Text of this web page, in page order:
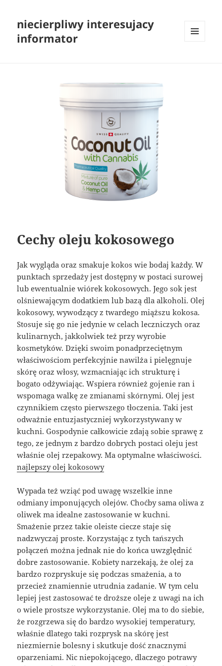
niecierpliwy interesujacy
informator
Cechy oleju kokosowego
Jak wygląda oraz smakuje kokos wie bodaj każdy. W
punktach sprzedaży jest dostępny w postaci surowej
lub ewentualnie wiórek kokosowych. Jego sok jest
olśniewającym dodatkiem lub bazą dla alkoholi. Olej
kokosowy, wywodzący z twardego miąższu kokosa.
Stosuje się go nie jedynie w celach leczniczych oraz
kulinarnych, jakkolwiek też przy wyrobie
kosmetyków. Dzięki swoim ponadprzeciętnym
właściwościom perfekcyjnie nawilża i pielęgnuje
skórę oraz włosy, wzmacniając ich strukturę i
bogato odżywiając. Wspiera również gojenie ran i
wspomaga walkę ze zmianami skórnymi. Olej jest
czynnikiem często pierwszego tłoczenia. Taki jest
odważnie entuzjastyczniej wykorzystywany w
kuchni. Gospodynie całkowicie zdają sobie sprawę z
tego, ze jednym z bardzo dobrych postaci oleju jest
właśnie olej rzepakowy. Ma optymalne właściwości.
najlepszy olej kokosowy
Wypada też wziąć pod uwagę wszelkie inne
odmiany imponujących olejów. Choćby sama oliwa z
oliwek ma idealne zastosowanie w kuchni.
Smażenie przez takie oleiste ciecze staje się
nadzwyczaj proste. Korzystając z tych tańszych
połączeń można jednak nie do końca uwzględnić
dobre zastosowanie. Kobiety narzekają, że olej za
bardzo rozpryskuje się podczas smażenia, a to
przecież znamiennie utrudnia zadanie. W tym celu
lepiej jest zastosować te droższe oleje z uwagi na ich
o wiele prostsze wykorzystanie. Olej ma to do siebie,
że rozgrzewa się do bardzo wysokiej temperatury,
właśnie dlatego taki rozprysk na skórę jest
niezmiernie bolesny i skutkuje dość znacznymi
oparzeniami. Nic niepokojącego, dlaczego potrawy